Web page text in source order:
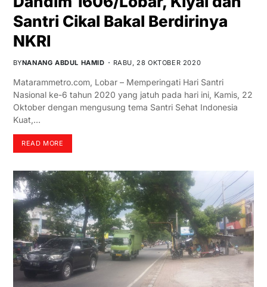
Santri Cikal Bakal Berdirinya
NKRI
BYNANANG ABDUL HAMID RABU, 28 OKTOBER 2020
Matarammetro.com, Lobar – Memperingati Hari Santri
Nasional ke-6 tahun 2020 yang jatuh pada hari ini, Kamis, 22
Oktober dengan mengusung tema Santri Sehat Indonesia
Kuat,…
READ MORE